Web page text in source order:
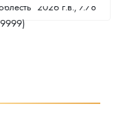
2026 г.в., 7.78